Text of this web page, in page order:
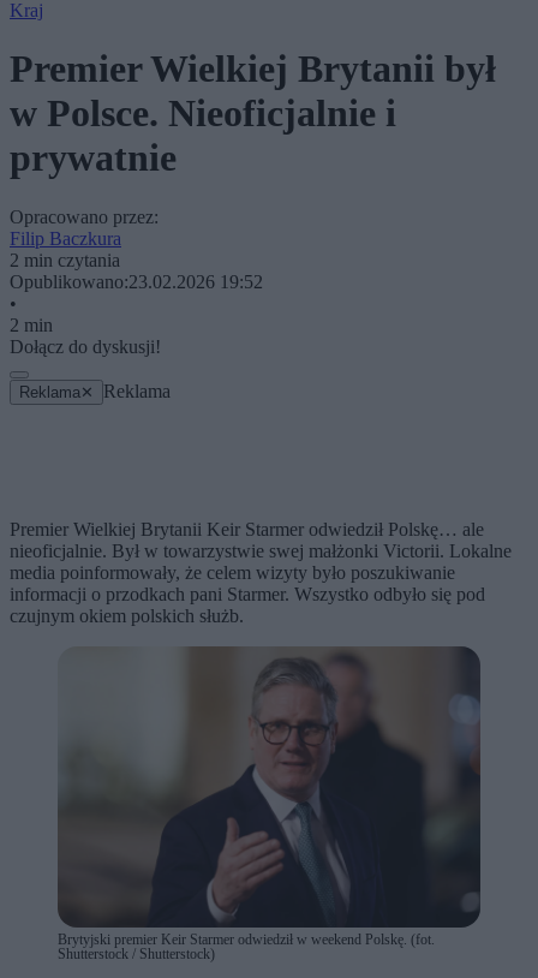
Kraj
Premier Wielkiej Brytanii był
w Polsce. Nieoficjalnie i
prywatnie
Opracowano przez:
Filip Baczkura
2 min czytania
Opublikowano:23.02.2026 19:52
•
2 min
Dołącz do dyskusji!
Reklama ✕ Reklama
Premier Wielkiej Brytanii Keir Starmer odwiedził Polskę… ale
nieoficjalnie. Był w towarzystwie swej małżonki Victorii. Lokalne
media poinformowały, że celem wizyty było poszukiwanie
informacji o przodkach pani Starmer. Wszystko odbyło się pod
czujnym okiem polskich służb.
Brytyjski premier Keir Starmer odwiedził w weekend Polskę. (fot.
Shutterstock / Shutterstock)